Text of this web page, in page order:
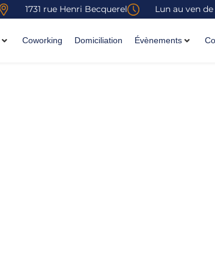
1731 rue Henri Becquerel Lun au ven
Coworking Domiciliation Évènements